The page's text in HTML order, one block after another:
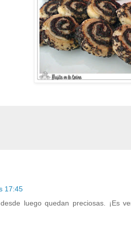
17:45
luego quedan preciosas. ¡Es